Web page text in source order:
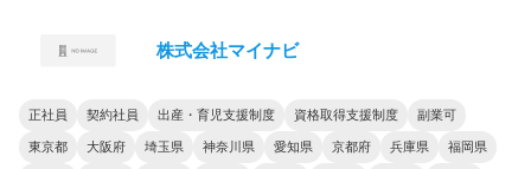
株式会社マイナビ
正社員 契約社員 出産・育児支援制度 資格取得支援制度 副業可
東京都 大阪府 埼玉県 神奈川県 愛知県 京都府 兵庫県 福岡県